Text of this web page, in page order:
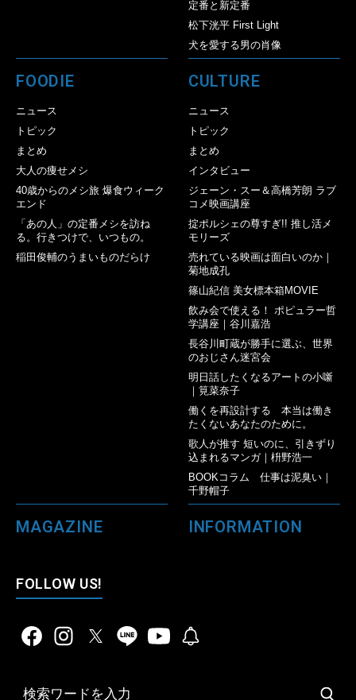
定番と新定番
松下洸平 First Light
犬を愛する男の肖像
FOODIE
ニュース
トピック
まとめ
大人の痩せメシ
40歳からのメシ旅 爆食ウィーク
エンド
「あの人」の定番メシを訪ね
る。行きつけで、いつもの。
稲田俊輔のうまいものだらけ
CULTURE
ニュース
トピック
まとめ
インタビュー
ジェーン・スー＆高橋芳朗 ラブ
コメ映画講座
掟ポルシェの尊すぎ!! 推し活メ
モリーズ
売れている映画は面白いのか｜
菊地成孔
篠山紀信 美女標本箱MOVIE
飲み会で使える！ ポピュラー哲
学講座｜谷川嘉浩
長谷川町蔵が勝手に選ぶ、世界
のおじさん迷宮会
明日話したくなるアートの小噺
｜筧菜奈子
働くを再設計する 本当は働き
たくないあなたのために。
歌人が推す 短いのに、引きずり
込まれるマンガ｜枡野浩一
BOOKコラム 仕事は泥臭い｜
千野帽子
MAGAZINE INFORMATION
FOLLOW US!